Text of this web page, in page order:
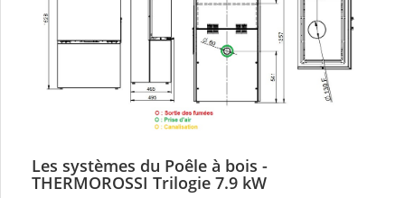
Les systèmes du Poêle à bois -
THERMOROSSI Trilogie 7.9 kW